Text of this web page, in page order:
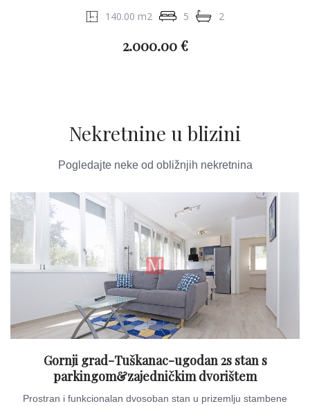
140.00 m2 5 2
2.000.00 €
Nekretnine u blizini
Pogledajte neke od obližnjih nekretnina
Gornji grad-Tuškanac-ugodan 2s stan s
parkingom&zajedničkim dvorištem
Prostran i funkcionalan dvosoban stan u prizemlju stambene